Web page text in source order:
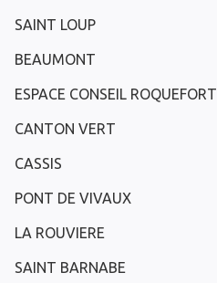
SAINT LOUP
BEAUMONT
ESPACE CONSEIL ROQUEFORT
CANTON VERT
CASSIS
PONT DE VIVAUX
LA ROUVIERE
SAINT BARNABE